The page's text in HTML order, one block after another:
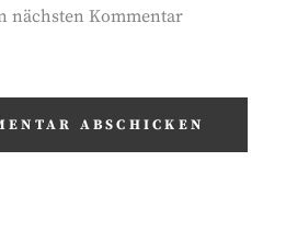
nächsten Kommentar